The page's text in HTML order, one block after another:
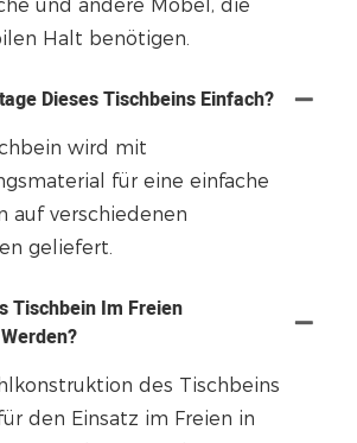
und andere Möbel, die
Halt benötigen.
Dieses Tischbeins Einfach?
wird mit
für eine einfache
auf verschiedenen
geliefert.
Tischbein Im Freien
des Tischbeins
den Einsatz im Freien in